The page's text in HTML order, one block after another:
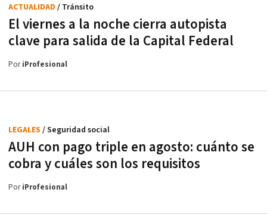
El viernes a la noche cierra autopista
clave para salida de la Capital Federal
ACTUALIDAD / Tránsito
PoriProfesional
AUH con pago triple en agosto: cuánto se
cobra y cuáles son los requisitos
LEGALES / Seguridad social
PoriProfesional